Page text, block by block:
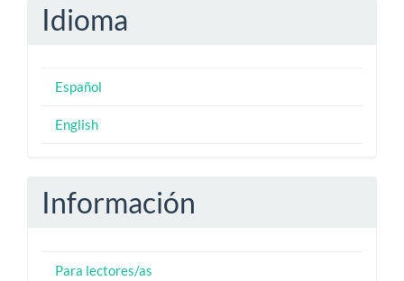
Idioma
Español
English
Información
Para lectores/as